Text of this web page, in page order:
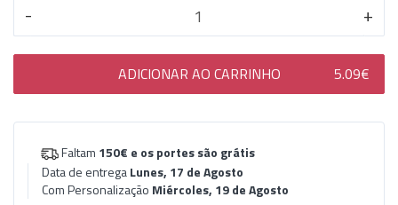
- +
ADICIONAR AO CARRINHO 5.09€
Faltam 150€ e os portes são grátis
Data de entregaLunes, 17 de Agosto
Com Personalização Miércoles, 19 de Agosto